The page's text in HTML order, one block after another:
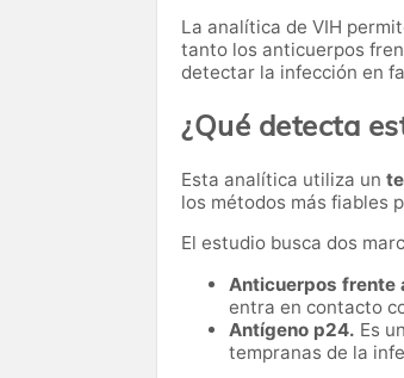
La analítica de VIH
tanto los anticuerpos
detectar la infección en
¿Qué detecta
Esta analítica utiliza un
los métodos más fiables
El estudio busca dos
Anticuerpos frente
entra en contacto
Antígeno p24. Es
tempranas de la